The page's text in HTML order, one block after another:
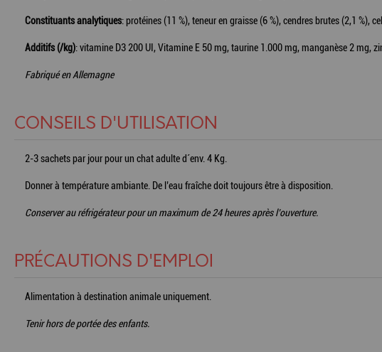
Constituants analytiques: protéines (11 %), teneur en graisse (6 %), cendres brutes (2,1 %),
Additifs (/kg): vitamine D3 200 UI, Vitamine E 50 mg, taurine 1.000 mg, manganèse 2 mg,
Fabriqué en Allemagne
CONSEILS D'UTILISATION
2-3 sachets par jour pour un chat adulte d´env. 4 Kg.
Donner à température ambiante. De l’eau fraîche doit toujours être à disposition.
Conserver au réfrigérateur pour un maximum de 24 heures après l’ouverture.
PRÉCAUTIONS D'EMPLOI
Alimentation à destination animale uniquement.
Tenir hors de portée des enfants.